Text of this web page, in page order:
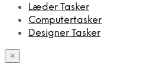
Læder Tasker
Computertasker
Designer Tasker
×